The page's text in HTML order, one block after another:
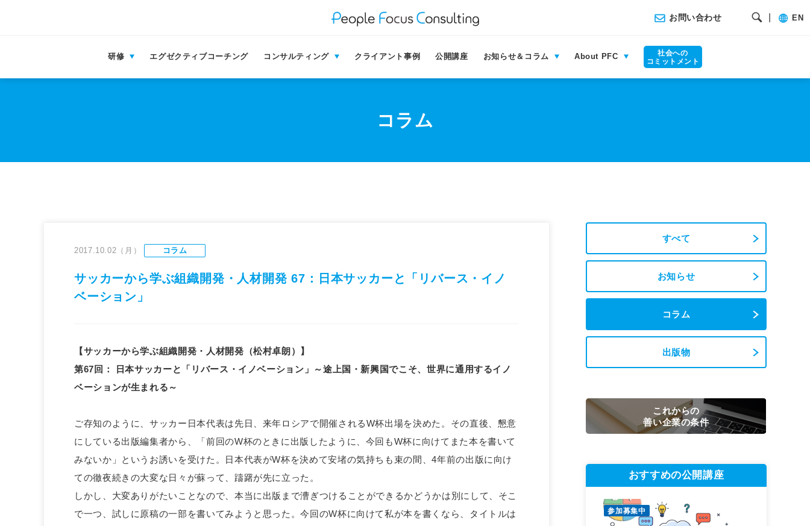
お問い合わせ EN
研修 エグゼクティブコーチング コンサルティング クライアント事例 公開講座 お知らせ＆コラム About PFC
社会への
コミットメント
コラム
2017.10.02（月） コラム
サッカーから学ぶ組織開発・人材開発 67：日本サッカーと「リバース・イノ
ベーション」
【サッカーから学ぶ組織開発・人材開発（松村卓朗）】
第67回 ：
日本サッカーと「リバース・イノベーション」～途上国・新興国でこそ、世界に通用するイノ
ベーションが生まれる～
ご存知のように、サッカー日本代表は先日、来年ロシアで開催されるW杯出場を決めた。その直後、懇意
にしている出版編集者から、「前回のW杯のときに出版したように、今回もW杯に向けてまた本を書いて
みないか」というお誘いを受けた。日本代表がW杯を決めて安堵の気持ちも束の間、4年前の出版に向け
ての徹夜続きの大変な日々が蘇って、躊躇が先に立った。
しかし、大変ありがたいことなので、本当に出版まで漕ぎつけることができるかどうかは別にして、そこ
で一つ、試しに原稿の一部を書いてみようと思った。今回のW杯に向けて私が本を書くなら、タイトルは
すべて
お知らせ
コラム
出版物
これからの
善い企業の条件
おすすめの公開講座
参加募集中